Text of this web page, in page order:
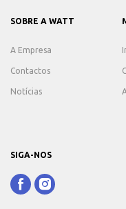
SOBRE A WATT
A Empresa
Contactos
Notícias
SIGA-NOS